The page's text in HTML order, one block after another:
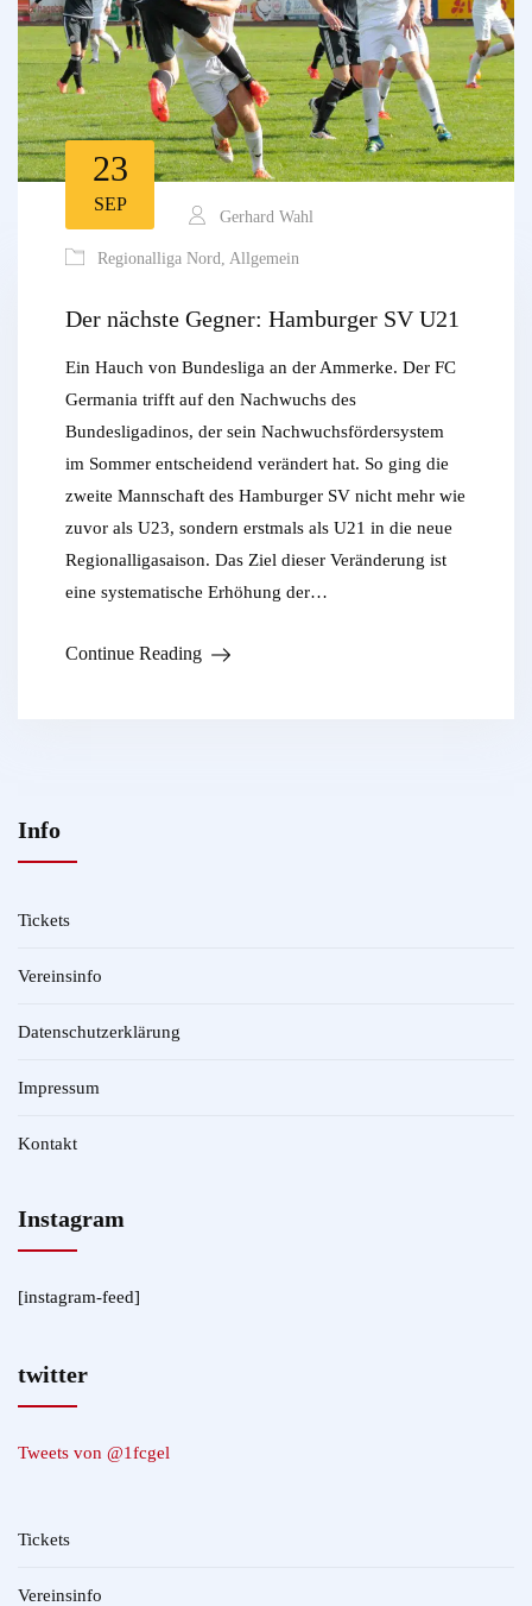
23
SEP
Gerhard Wahl
Regionalliga Nord Allgemein
Der nächste Gegner: Hamburger SV U21
Ein Hauch von Bundesliga an der Ammerke. Der FC
Germania trifft auf den Nachwuchs des
Bundesligadinos, der sein Nachwuchsfördersystem
im Sommer entscheidend verändert hat. So ging die
zweite Mannschaft des Hamburger SV nicht mehr wie
zuvor als U23, sondern erstmals als U21 in die neue
Regionalligasaison. Das Ziel dieser Veränderung ist
eine systematische Erhöhung der…
Continue Reading
Info
Tickets
Vereinsinfo
Datenschutzerklärung
Impressum
Kontakt
Instagram
[instagram-feed]
twitter
Tweets von @1fcgel
Tickets
Vereinsinfo